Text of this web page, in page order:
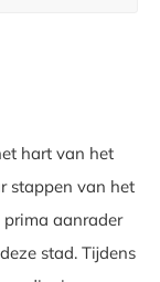
hart van het
stappen van het
prima aanrader
stad. Tijdens